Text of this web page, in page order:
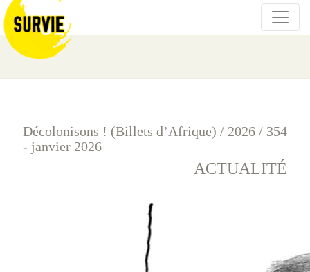
Décolonisons ! (Billets d’Afrique) / 2026 / 354
- janvier 2026
ACTUALITÉ